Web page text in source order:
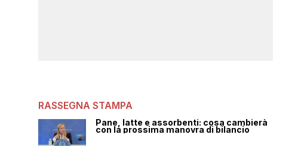
RASSEGNA STAMPA
Pane, latte e assorbenti: cosa cambierà
con la prossima manovra di bilancio